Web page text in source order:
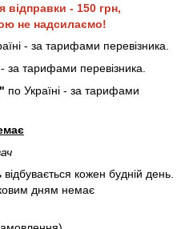
відправки - 150 грн,
не надсилаємо!
- за тарифами перевізника.
- за тарифами перевізника.
по Україні - за тарифами
кожен будній день.
дням немає